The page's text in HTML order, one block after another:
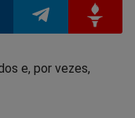
Compartilhar
e, por vezes,